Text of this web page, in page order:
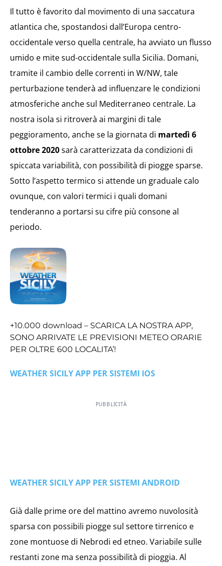
Il tutto è favorito dal movimento di una saccatura
atlantica che, spostandosi dall’Europa centro-
occidentale verso quella centrale, ha avviato un flusso
umido e mite sud-occidentale sulla Sicilia. Domani,
tramite il cambio delle correnti in W/NW, tale
perturbazione tenderà ad influenzare le condizioni
atmosferiche anche sul Mediterraneo centrale. La
nostra isola si ritroverà ai margini di tale
peggioramento, anche se la giornata di martedì 6
ottobre 2020sarà caratterizzata da condizioni di
spiccata variabilità, con possibilità di piogge sparse.
Sotto l’aspetto termico si attende un graduale calo
ovunque, con valori termici i quali domani
tenderanno a portarsi su cifre più consone al
periodo.
+10.000 download – SCARICA LA NOSTRA APP,
SONO ARRIVATE LE PREVISIONI METEO ORARIE
PER OLTRE 600 LOCALITA’!
WEATHER SICILY APP PER SISTEMI IOS
PUBBLICITÀ
WEATHER SICILY APP PER SISTEMI ANDROID
Già dalle prime ore del mattino avremo nuvolosità
sparsa con possibili piogge sul settore tirrenico e
zone montuose di Nebrodi ed etneo. Variabile sulle
restanti zone ma senza possibilità di pioggia. Al